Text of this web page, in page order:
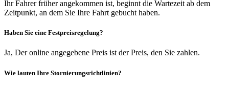
Ihr Fahrer früher angekommen ist, beginnt die Wartezeit ab dem
Zeitpunkt, an dem Sie Ihre Fahrt gebucht haben.
Haben Sie eine Festpreisregelung?
Ja, Der online angegebene Preis ist der Preis, den Sie zahlen.
Wie lauten Ihre Stornierungsrichtlinien?